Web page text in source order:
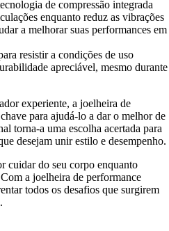
de compressão integrada
enquanto reduz as vibrações
a melhorar suas performances em
resistir a condições de uso
apreciável, mesmo durante
experiente, a joelheira de
para ajudá-lo a dar o melhor de
torna-a uma escolha acertada para
desejam unir estilo e desempenho.
cuidar do seu corpo enquanto
a joelheira de performance
todos os desafios que surgirem